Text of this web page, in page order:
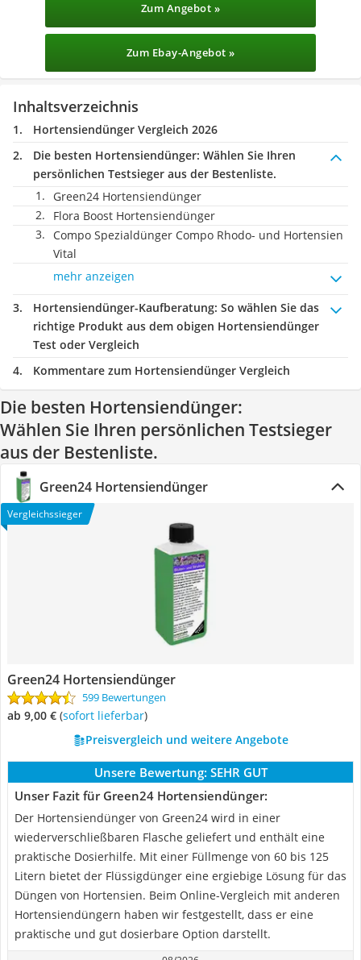
Zum Angebot »
Zum Ebay-Angebot »
Inhaltsverzeichnis
Hortensiendünger Vergleich 2026
Die besten Hortensiendünger: Wählen Sie Ihren
persönlichen Testsieger aus der Bestenliste.
Green24 Hortensiendünger
Flora Boost Hortensiendünger
Compo Spezialdünger Compo Rhodo- und Hortensien
Vital
mehr anzeigen
Hortensiendünger-Kaufberatung: So wählen Sie das
richtige Produkt aus dem obigen Hortensiendünger
Test oder Vergleich
Kommentare zum Hortensiendünger Vergleich
Die besten Hortensiendünger:
Wählen Sie Ihren persönlichen Testsieger
aus der Bestenliste.
Green24 Hortensiendünger
Vergleichssieger
Green24 Hortensiendünger
599 Bewertungen
ab 9,00 € ( Sofort lieferbar)
Preisvergleich und weitere Angebote
Unsere Bewertung: SEHR GUT
Unser Fazit für Green24 Hortensiendünger:
Der Hortensiendünger von Green24 wird in einer
wiederverschließbaren Flasche geliefert und enthält eine
praktische Dosierhilfe. Mit einer Füllmenge von 60 bis 125
Litern bietet der Flüssigdünger eine ergiebige Lösung für das
Düngen von Hortensien. Beim Online-Vergleich mit anderen
Hortensiendüngern haben wir festgestellt, dass er eine
praktische und gut dosierbare Option darstellt.